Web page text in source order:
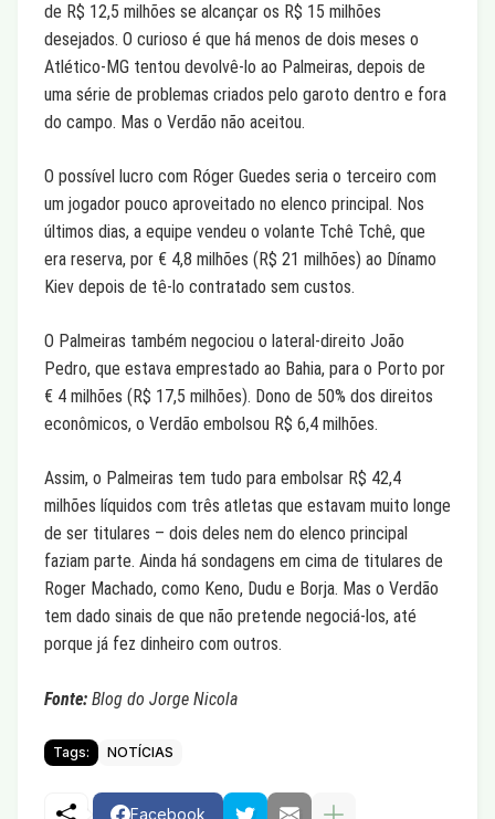
de R$ 12,5 milhões se alcançar os R$ 15 milhões
desejados. O curioso é que há menos de dois meses o
Atlético-MG tentou devolvê-lo ao Palmeiras, depois de
uma série de problemas criados pelo garoto dentro e fora
do campo. Mas o Verdão não aceitou.
O possível lucro com Róger Guedes seria o terceiro com
um jogador pouco aproveitado no elenco principal. Nos
últimos dias, a equipe vendeu o volante Tchê Tchê, que
era reserva, por € 4,8 milhões (R$ 21 milhões) ao Dínamo
Kiev depois de tê-lo contratado sem custos.
O Palmeiras também negociou o lateral-direito João
Pedro, que estava emprestado ao Bahia, para o Porto por
€ 4 milhões (R$ 17,5 milhões). Dono de 50% dos direitos
econômicos, o Verdão embolsou R$ 6,4 milhões.
Assim, o Palmeiras tem tudo para embolsar R$ 42,4
milhões líquidos com três atletas que estavam muito longe
de ser titulares – dois deles nem do elenco principal
faziam parte. Ainda há sondagens em cima de titulares de
Roger Machado, como Keno, Dudu e Borja. Mas o Verdão
tem dado sinais de que não pretende negociá-los, até
porque já fez dinheiro com outros.
Fonte: Blog do Jorge Nicola
Tags: NOTÍCIAS
Facebook